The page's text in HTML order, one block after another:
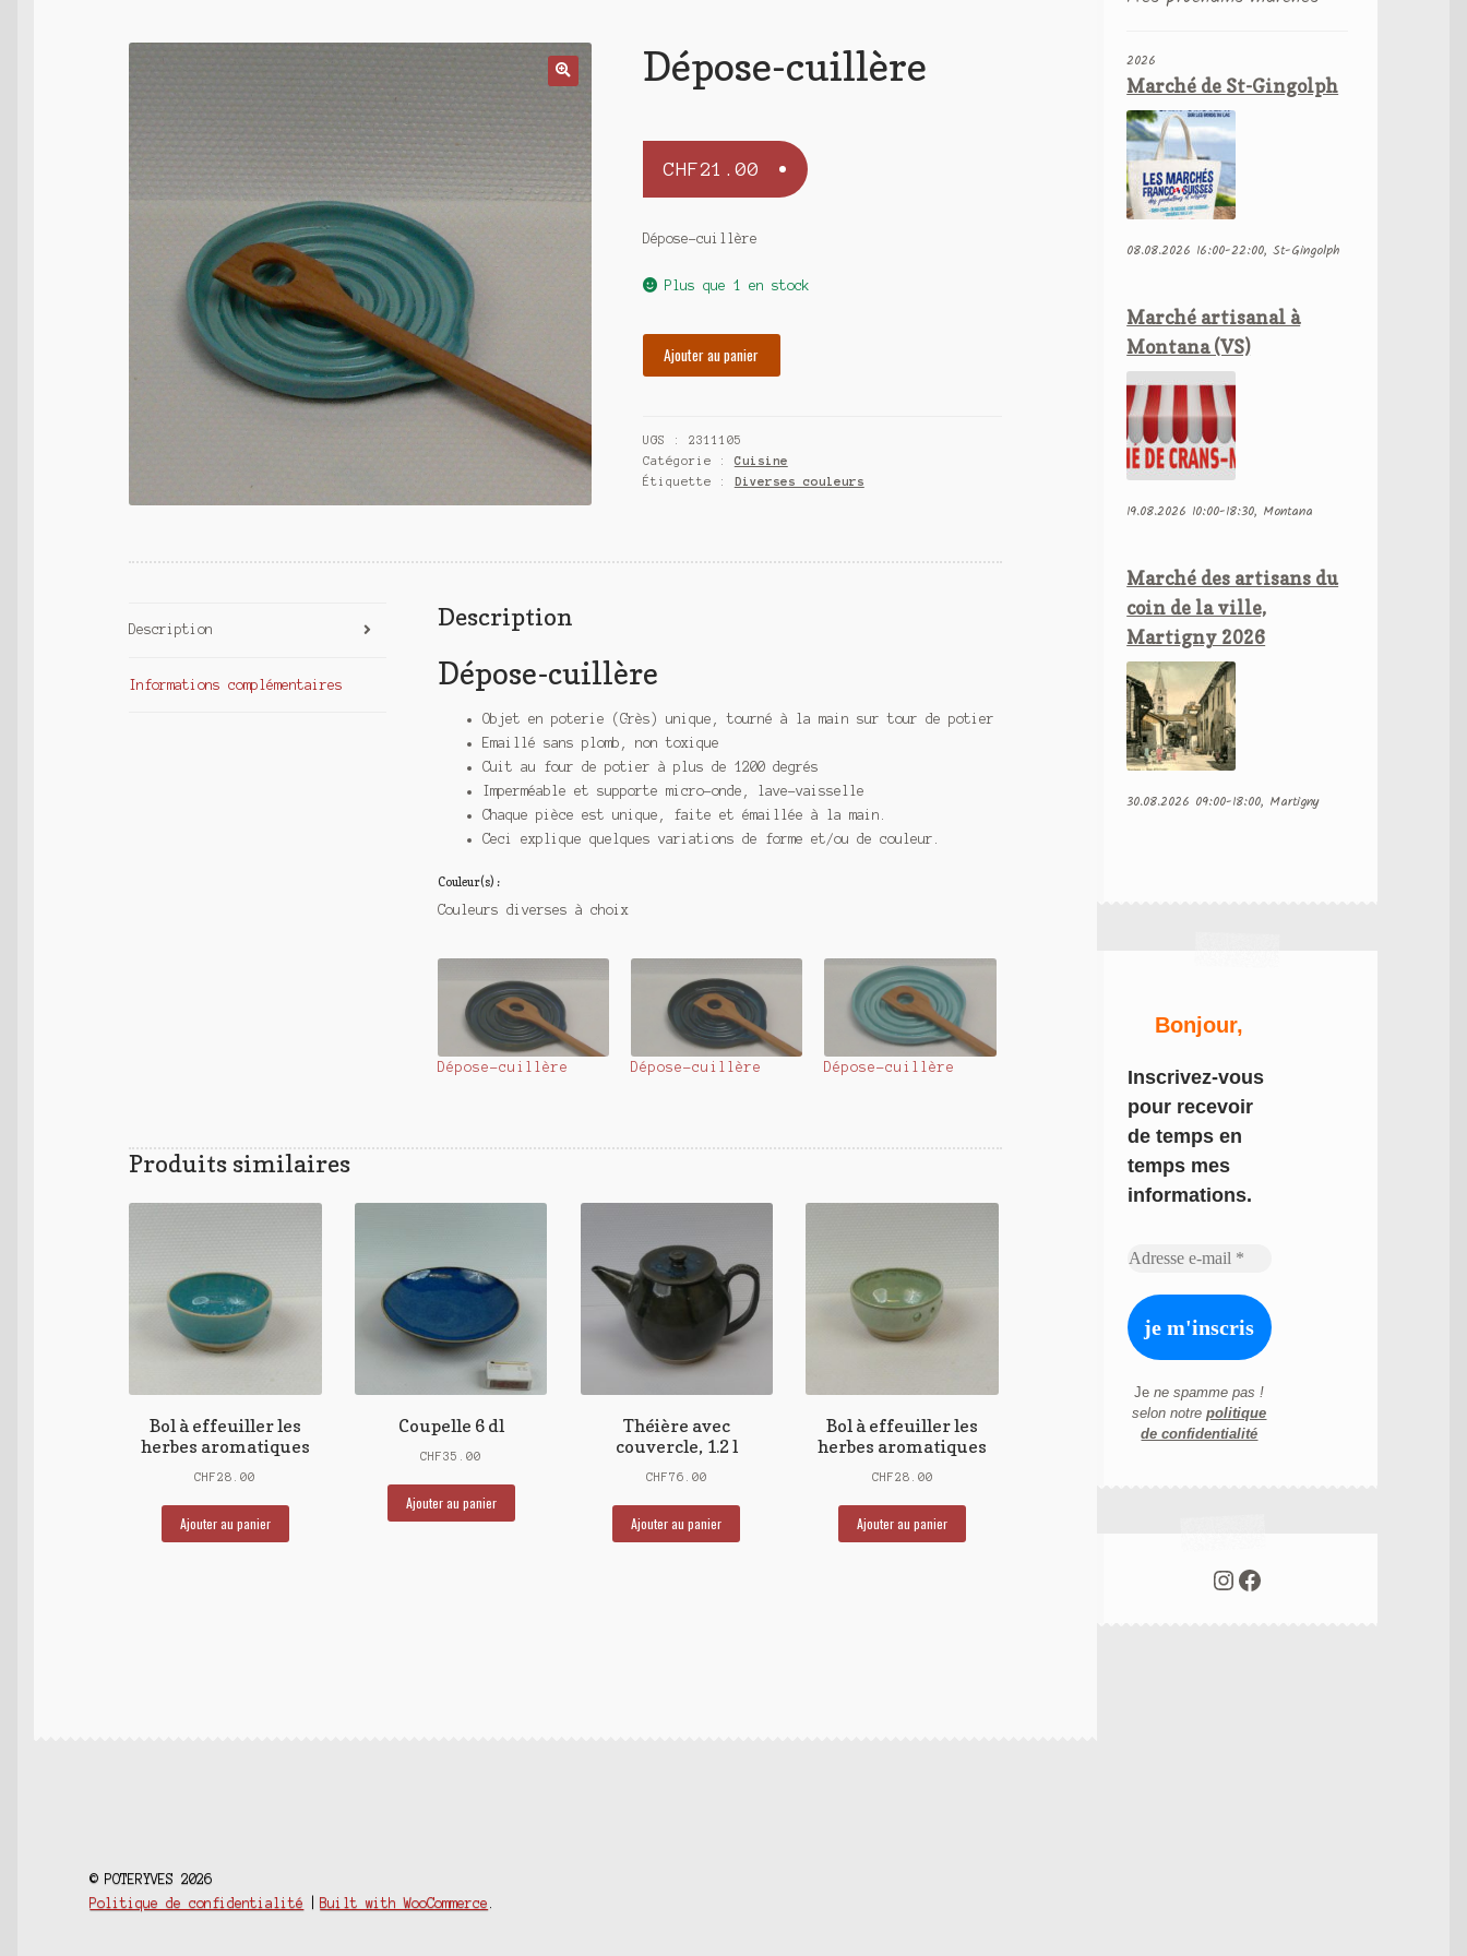
Dépose-cuillère
CHF21.00
Dépose-cuillère
Plus que 1 en stock
Ajouter au panier
UGS : 2311105
Catégorie : Cuisine
Étiquette : Diverses couleurs
Description
Informations complémentaires
Description
Dépose-cuillère
Objet en poterie (Grès) unique, tourné à la main sur tour de potier
Emaillé sans plomb, non toxique
Cuit au four de potier à plus de 1200 degrés
Imperméable et supporte micro-onde, lave-vaisselle
Chaque pièce est unique, faite et émaillée à la main.
Ceci explique quelques variations de forme et/ou de couleur.
Couleur(s) :
Couleurs diverses à choix
Dépose-cuillère Dépose-cuillère Dépose-cuillère
Produits similaires
Bol à effeuiller les
herbes aromatiques
CHF28.00
Ajouter au panier
Coupelle 6 dl
CHF35.00
Ajouter au panier
Théière avec
couvercle, 1.2 l
CHF76.00
Ajouter au panier
Bol à effeuiller les
herbes aromatiques
CHF28.00
Ajouter au panier
2026
Marché de St-Gingolph
08.08.2026 16:00-22:00, St-Gingolph
Marché artisanal à
Montana (VS)
19.08.2026 10:00-18:30, Montana
Marché des artisans du
coin de la ville,
Martigny 2026
30.08.2026 09:00-18:00, Martigny
Bonjour,
Inscrivez-vous
pour recevoir
de temps en
temps mes
informations.
Je ne spamme pas !
selon notrepolitique
de confidentialité
Instagram
Facebook
© POTERYVES 2026
Politique de confidentialité
Built with WooCommerce